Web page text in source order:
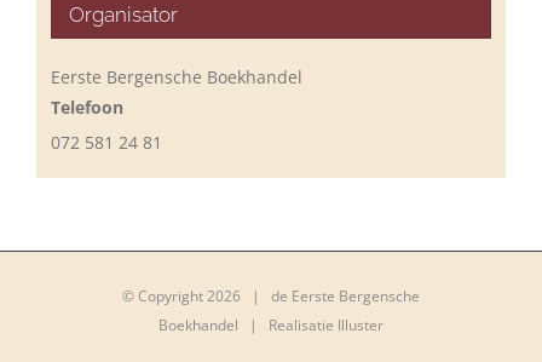
Organisator
Eerste Bergensche Boekhandel
Telefoon
072 581 24 81
© Copyright2026 | de Eerste Bergensche
Boekhandel | Realisatie Illuster